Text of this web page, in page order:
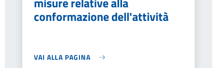
conformazione dell'attività
VAI ALLA PAGINA